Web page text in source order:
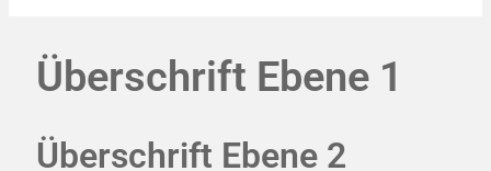
Überschrift Ebene 1
Überschrift Ebene 2